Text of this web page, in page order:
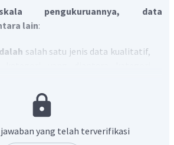
pengukuruannya, data
lain:
salah satu jenis data kualitatif,
rendah.
hampir sama dengan data nominal,
jawaban yang telah terverifikasi